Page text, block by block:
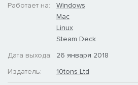
– Совместная игра на одном
Работает на:
Windows
Mac
Linux
Steam Deck
Дата выхода:
26 января 2018
Издатель:
10tons Ltd